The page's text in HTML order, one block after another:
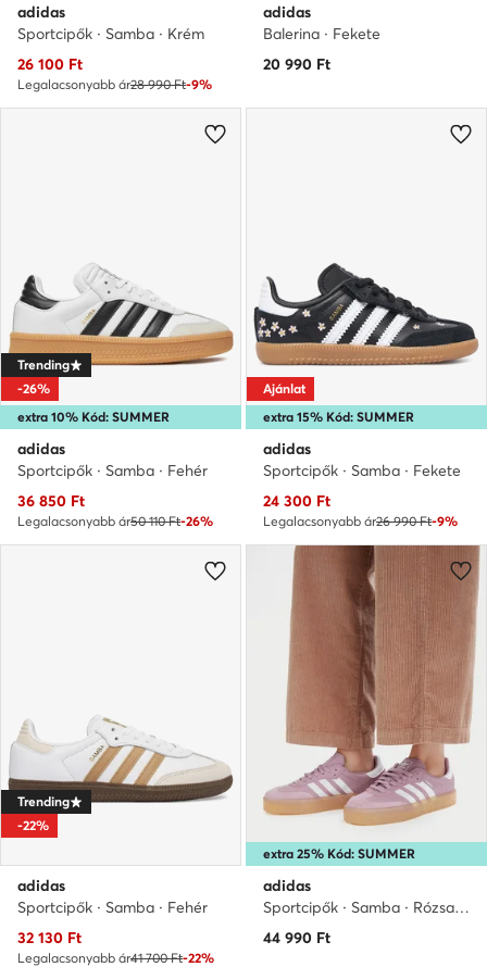
adidas
Sportcipők · Samba · Krém
Aktuális ár
26 100 Ft
Legalacsonyabb ár28 990 Ft-9%
adidas
Balerina · Fekete
20 990 Ft
extra 10% Kód: SUMMER
Trending
-26%
adidas
Sportcipők · Samba · Fehér
Aktuális ár
36 850 Ft
Legalacsonyabb ár50 110 Ft-26%
extra 15% Kód: SUMMER
Ajánlat
adidas
Sportcipők · Samba · Fekete
Aktuális ár
24 300 Ft
Legalacsonyabb ár26 990 Ft-9%
Trending
-22%
adidas
Sportcipők · Samba · Fehér
Aktuális ár
32 130 Ft
Legalacsonyabb ár41 700 Ft-22%
extra 25% Kód: SUMMER
adidas
Sportcipők · Samba · Rózsaszín
44 990 Ft